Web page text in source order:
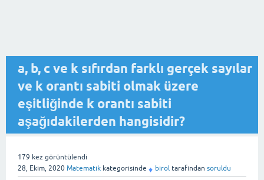
a, b, c ve k sıfırdan farklı gerçek sayılar
ve k orantı sabiti olmak üzere
eşitliğinde k orantı sabiti
aşağıdakilerden hangisidir?
179 kez görüntülendi
28, Ekim, 2020 Matematik kategorisinde ♦ birol tarafından soruldu